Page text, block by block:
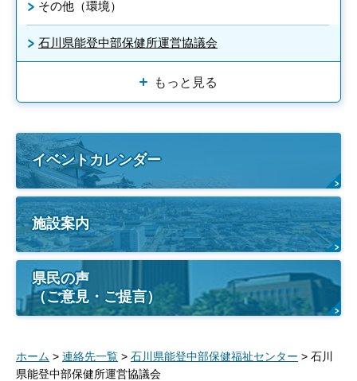
その他（環境）
石川県能登中部保健所運営協議会
もっと見る
イベントカレンダー
施設案内
県民の声
（ご意見・ご提言）
ホーム > 連絡先一覧 > 石川県能登中部保健福祉センター > 石川
県能登中部保健所運営協議会